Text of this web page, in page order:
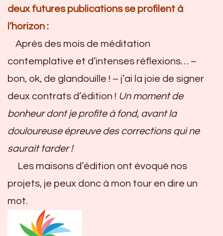
deux futures publications se profilent à
l’horizon :
Après des mois de méditation
contemplative et d’intenses réflexions… –
bon, ok, de glandouille ! – j’ai la joie de signer
deux contrats d’édition ! Un moment de
bonheur dont je profite à fond, avant la
douloureuse épreuve des corrections qui ne
saurait tarder !
Les maisons d’édition ont évoqué nos
projets, je peux donc à mon tour en dire un
mot.